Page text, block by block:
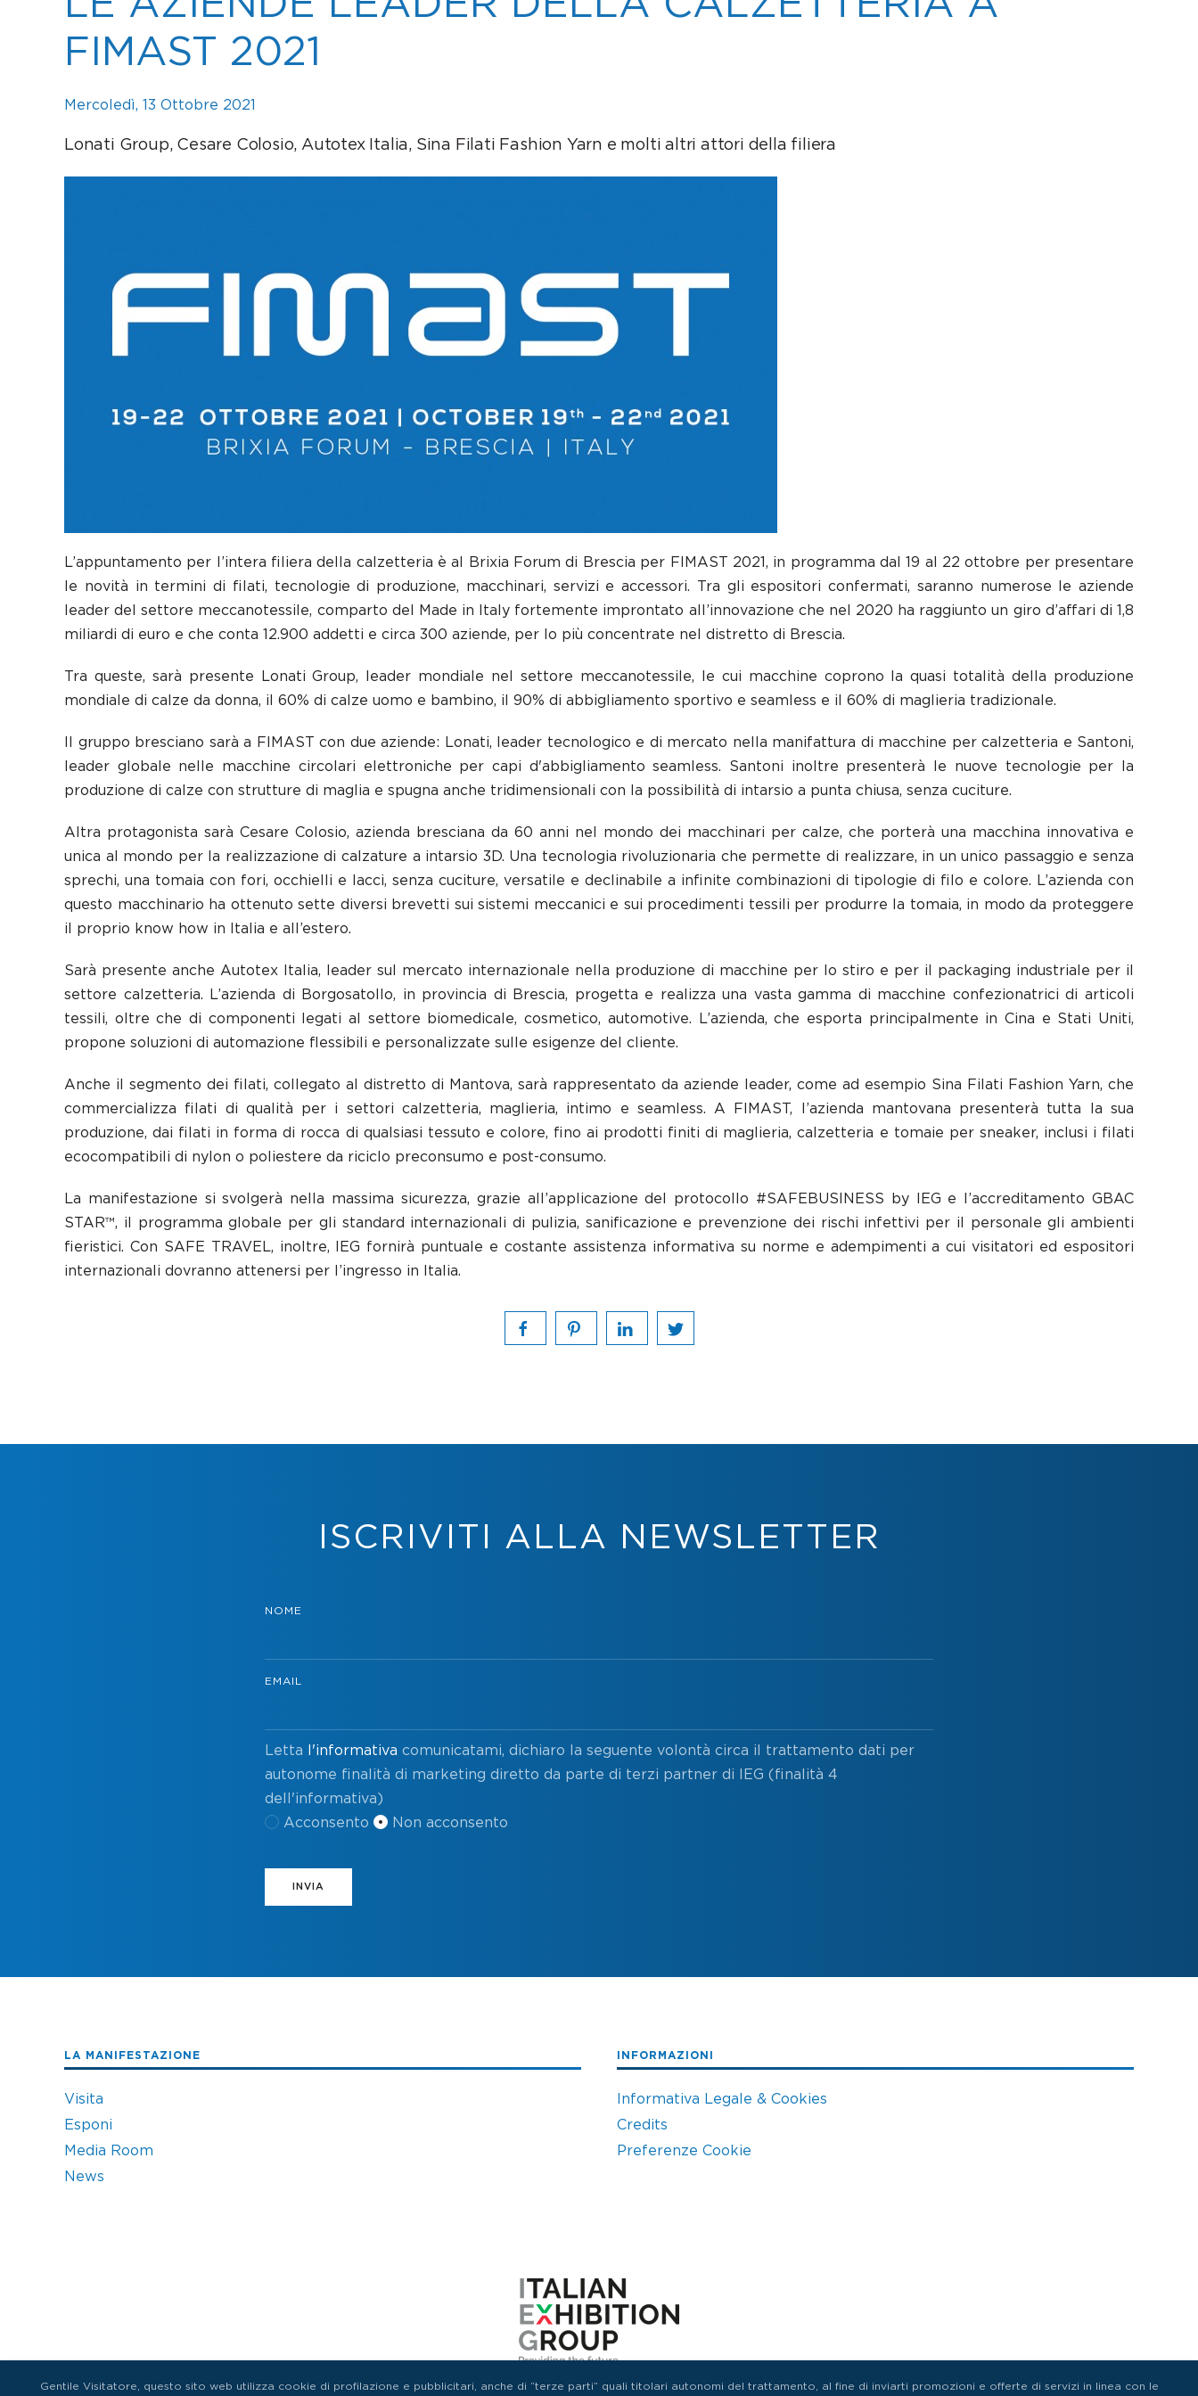
FIMAST 2021
Mercoledì, 13 Ottobre 2021
Lonati Group, Cesare Colosio, Autotex Italia, Sina Filati Fashion Yarn e molti altri attori della filiera
L’appuntamento per l’intera filiera della calzetteria è al Brixia Forum di Brescia per FIMAST 2021, in programma dal 19 al 22 ottobre per presentare
le novità in termini di filati, tecnologie di produzione, macchinari, servizi e accessori. Tra gli espositori confermati, saranno numerose le aziende
leader del settore meccanotessile, comparto del Made in Italy fortemente improntato all’innovazione che nel 2020 ha raggiunto un giro d’affari di 1,8
miliardi di euro e che conta 12.900 addetti e circa 300 aziende, per lo più concentrate nel distretto di Brescia.
Tra queste, sarà presente Lonati Group, leader mondiale nel settore meccanotessile, le cui macchine coprono la quasi totalità della produzione
mondiale di calze da donna, il 60% di calze uomo e bambino, il 90% di abbigliamento sportivo e seamless e il 60% di maglieria tradizionale.
Il gruppo bresciano sarà a FIMAST con due aziende: Lonati, leader tecnologico e di mercato nella manifattura di macchine per calzetteria e Santoni,
leader globale nelle macchine circolari elettroniche per capi d'abbigliamento seamless. Santoni inoltre presenterà le nuove tecnologie per la
produzione di calze con strutture di maglia e spugna anche tridimensionali con la possibilità di intarsio a punta chiusa, senza cuciture.
Altra protagonista sarà Cesare Colosio, azienda bresciana da 60 anni nel mondo dei macchinari per calze, che porterà una macchina innovativa e
unica al mondo per la realizzazione di calzature a intarsio 3D. Una tecnologia rivoluzionaria che permette di realizzare, in un unico passaggio e senza
sprechi, una tomaia con fori, occhielli e lacci, senza cuciture, versatile e declinabile a infinite combinazioni di tipologie di filo e colore. L’azienda con
questo macchinario ha ottenuto sette diversi brevetti sui sistemi meccanici e sui procedimenti tessili per produrre la tomaia, in modo da proteggere
il proprio know how in Italia e all’estero.
Sarà presente anche Autotex Italia, leader sul mercato internazionale nella produzione di macchine per lo stiro e per il packaging industriale per il
settore calzetteria. L’azienda di Borgosatollo, in provincia di Brescia, progetta e realizza una vasta gamma di macchine confezionatrici di articoli
tessili, oltre che di componenti legati al settore biomedicale, cosmetico, automotive. L’azienda, che esporta principalmente in Cina e Stati Uniti,
propone soluzioni di automazione flessibili e personalizzate sulle esigenze del cliente.
Anche il segmento dei filati, collegato al distretto di Mantova, sarà rappresentato da aziende leader, come ad esempio Sina Filati Fashion Yarn, che
commercializza filati di qualità per i settori calzetteria, maglieria, intimo e seamless. A FIMAST, l’azienda mantovana presenterà tutta la sua
produzione, dai filati in forma di rocca di qualsiasi tessuto e colore, fino ai prodotti finiti di maglieria, calzetteria e tomaie per sneaker, inclusi i filati
ecocompatibili di nylon o poliestere da riciclo preconsumo e post-consumo.
La manifestazione si svolgerà nella massima sicurezza, grazie all’applicazione del protocollo #SAFEBUSINESS by IEG e l’accreditamento GBAC
STAR™, il programma globale per gli standard internazionali di pulizia, sanificazione e prevenzione dei rischi infettivi per il personale gli ambienti
fieristici. Con SAFE TRAVEL, inoltre, IEG fornirà puntuale e costante assistenza informativa su norme e adempimenti a cui visitatori ed espositori
internazionali dovranno attenersi per l’ingresso in Italia.
ISCRIVITI ALLA NEWSLETTER
NOME
EMAIL
Letta l'informativa comunicatami, dichiaro la seguente volontà circa il trattamento dati per
autonome finalità di marketing diretto da parte di terzi partner di IEG (finalità 4
dell'informativa)
Acconsento
Non acconsento
INVIA
LA MANIFESTAZIONE
Visita
Esponi
Media Room
News
INFORMAZIONI
Informativa Legale & Cookies
Credits
Preferenze Cookie
Gentile Visitatore, questo sito web utilizza cookie di profilazione e pubblicitari, anche di “terze parti” quali titolari autonomi del trattamento, al fine di inviarti promozioni e offerte di servizi in linea con le